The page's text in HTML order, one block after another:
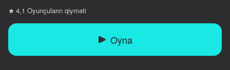
4,1 Oyunçuların qiyməti
Oyna